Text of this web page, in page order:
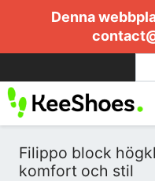
Denna
Filippo block
komfort och stil